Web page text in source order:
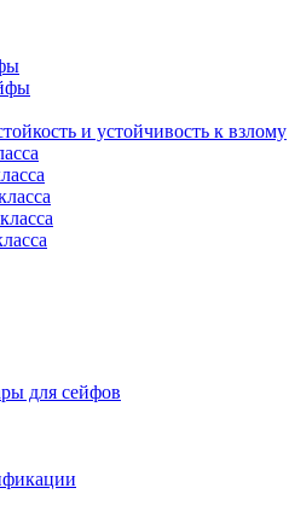
и устойчивость к взлому
для сейфов